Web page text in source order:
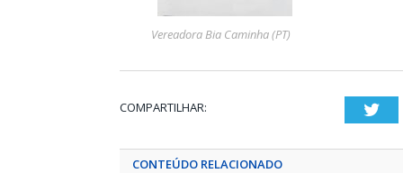
Vereadora Bia Caminha (PT)
COMPARTILHAR:
CONTEÚDO RELACIONADO